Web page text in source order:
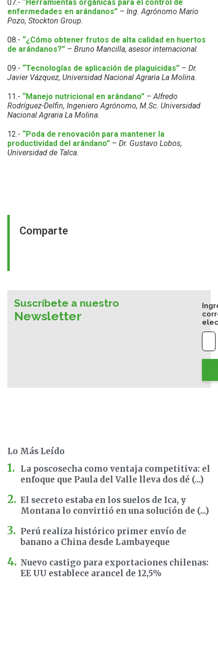
Comparte
07.- “Herramientas orgánicas para el control de
enfermedades en arándanos” – Ing. Agrónomo Mario
Pozo, Stockton Group.
08.- “¿Cómo obtener frutos de alta calidad en huertos
de arándanos?” – Bruno Mancilla, asesor internacional.
09.- “Tecnologías de aplicación de plaguicidas” – Dr.
Javier Vázquez, Universidad Nacional Agraria La Molina.
11.- “Manejo nutricional en arándano” –Alfredo
Rodríguez-Delfin, Ingeniero Agrónomo, M.Sc. Universidad
Nacional Agraria La Molina.
12.- “Poda de renovación para mantener la
productividad del arándano” – Dr. Gustavo Lobos,
Universidad de Talca.
Suscríbete a nuestro
Newsletter
Lo Más Leído
La poscosecha como ventaja competitiva: el
enfoque que Paula del Valle lleva dos dé (...)
El secreto estaba en los suelos de Ica, y
Montana lo convirtió en una solución de (...)
Perú realiza histórico primer envío de
banano a China desde Lambayeque
Nuevo castigo para exportaciones chilenas:
EE UU establece arancel de 12,5%